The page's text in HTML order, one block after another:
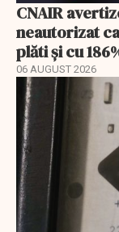
CNAIR
neautorizat
plăti și cu
06 AUGUST 2026